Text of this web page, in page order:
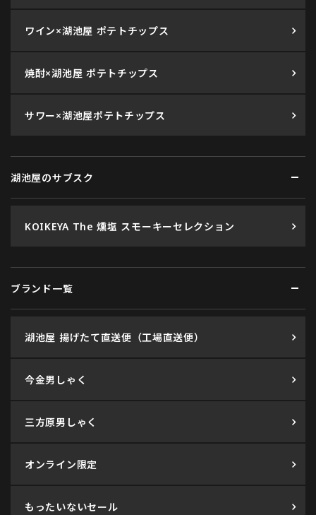
ワイン×湖池屋 ポテトチップス
焼酎×湖池屋 ポテトチップス
サワー×湖池屋ポテトチップス
湖池屋のサブスク
KOIKEYA The 燻塩 スモーキーセレクション
ブランド一覧
湖池屋 揚げたて直送便（工場直送便）
今金男しゃく
三方原男しゃく
オンライン限定
もったいないセール